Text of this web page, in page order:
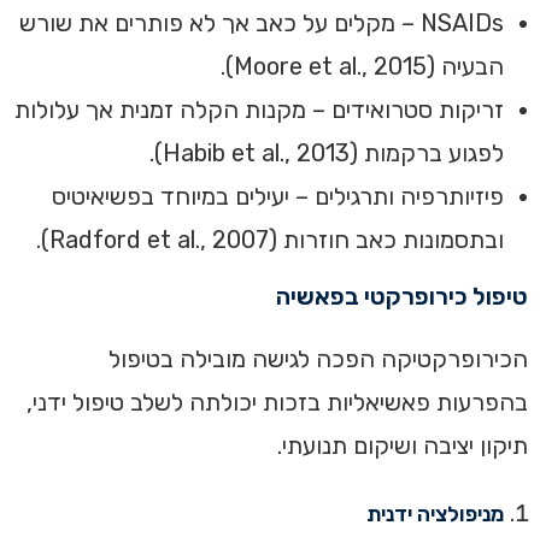
NSAIDs – מקלים על כאב אך לא פותרים את שורש
הבעיה (Moore et al., 2015).
זריקות סטרואידים – מקנות הקלה זמנית אך עלולות
לפגוע ברקמות (Habib et al., 2013).
פיזיותרפיה ותרגילים – יעילים במיוחד בפשיאיטיס
ובתסמונות כאב חוזרות (Radford et al., 2007).
טיפול כירופרקטי בפאשיה
הכירופרקטיקה הפכה לגישה מובילה בטיפול
בהפרעות פאשיאליות בזכות יכולתה לשלב טיפול ידני,
תיקון יציבה ושיקום תנועתי.
מניפולציה ידנית